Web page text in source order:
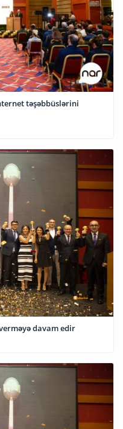
təşəbbüslərini
davam edir